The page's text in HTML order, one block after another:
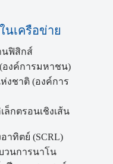
นเครือข่าย
นฟิสิกส์
องค์การมหาชน)
งชาติ (องค์การ
ล็กตรอนเชิงเส้น
าทิตย์ (SCRL)
วนการนาโน